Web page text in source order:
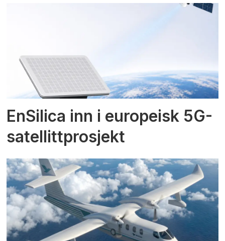
EnSilica inn i europeisk 5G-
satellittprosjekt